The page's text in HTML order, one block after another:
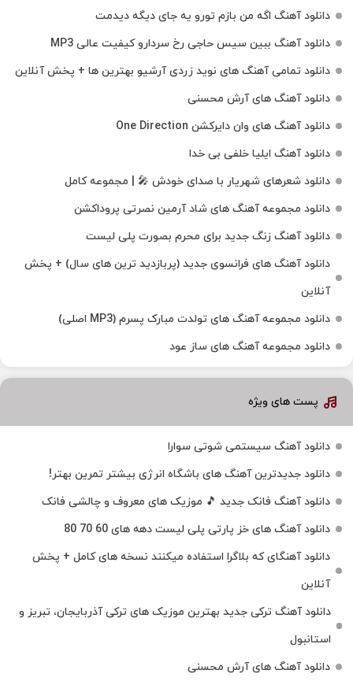
دانلود آهنگ اگه من بازم تورو یه جای دیگه دیدمت
دانلود آهنگ ببین سیس حاجی رخ سردارو کیفیت عالی MP3
دانلود تمامی آهنگ های نوید زردی آرشیو بهترین ها + پخش آنلاین
دانلود آهنگ های آرش محسنی
دانلود آهنگ های وان دایرکشن One Direction
دانلود آهنگ ایلیا خلفی بی خدا
دانلود شعرهای شهریار با صدای خودش 🎤 | مجموعه کامل
دانلود مجموعه آهنگ های شاد آرمین نصرتی پروداکشن
دانلود آهنگ زنگ جدید برای محرم بصورت پلی لیست
دانلود آهنگ های فرانسوی جدید (پربازدید ترین های سال) + پخش
آنلاین
دانلود مجموعه آهنگ های تولدت مبارک پسرم (MP3 اصلی)
دانلود مجموعه آهنگ های ساز عود
پست های ویژه
دانلود آهنگ سیستمی شوتی سوارا
دانلود جدیدترین آهنگ‌ های باشگاه انرژی بیشتر تمرین بهتر!
دانلود آهنگ فانک جدید 🎵 موزیک‌ های معروف و چالشی فانک
دانلود آهنگ های خز پارتی پلی لیست دهه های 60 70 80
دانلود آهنگای که بلاگرا استفاده میکنند نسخه های کامل + پخش
آنلاین
دانلود آهنگ ترکی جدید بهترین موزیک‌ های ترکی آذربایجان، تبریز و
استانبول
دانلود آهنگ های آرش محسنی